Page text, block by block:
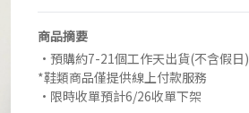
商品摘要
•預購約7-21個工作天出貨(不含假日)
*鞋類商品僅提供線上付款服務
•限時收單預計6/26收單下架